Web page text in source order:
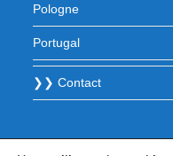
Pologne
Portugal
❯❯ Contact